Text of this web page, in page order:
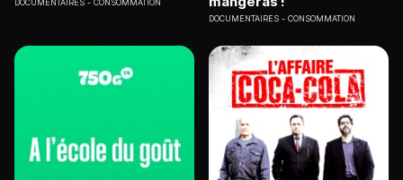
DOCUMENTAIRES CONSOMMATION
DOCUMENTAIRES CONSOMMATION